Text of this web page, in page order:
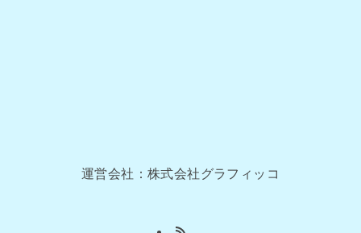
運営会社：株式会社グラフィッコ